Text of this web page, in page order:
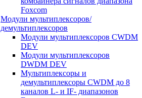
Foxcom
Модули мультиплексоров/
демультиплексоров
Модули мультиплексоров CWDM
DEV
Модули мультиплексоров
DWDM DEV
Мультиплексоры и
демультиплексоры CWDM до 8
каналов L- и IF- диапазонов